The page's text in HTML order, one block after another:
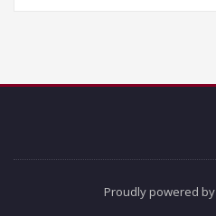
Proudly powered by